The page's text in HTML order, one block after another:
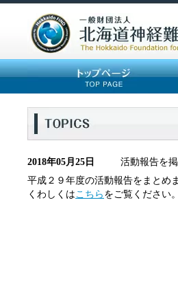
2018年05月25日
活動報告を
平成２９年度の活動報告をまとめ
くわしくは こちら をご覧ください。